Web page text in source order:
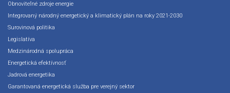
Obnoviteľné zdroje energie
Integrovaný národný energetický a klimatický plán na roky 2021-2030
Surovinová politika
Legislatíva
Medzinárodná spolupráca
Energetická efektívnosť
Jadrová energetika
Garantovaná energetická služba pre verejný sektor